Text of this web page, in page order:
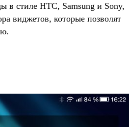
в стиле HTC, Samsung и Sony,
виджетов, которые позволят